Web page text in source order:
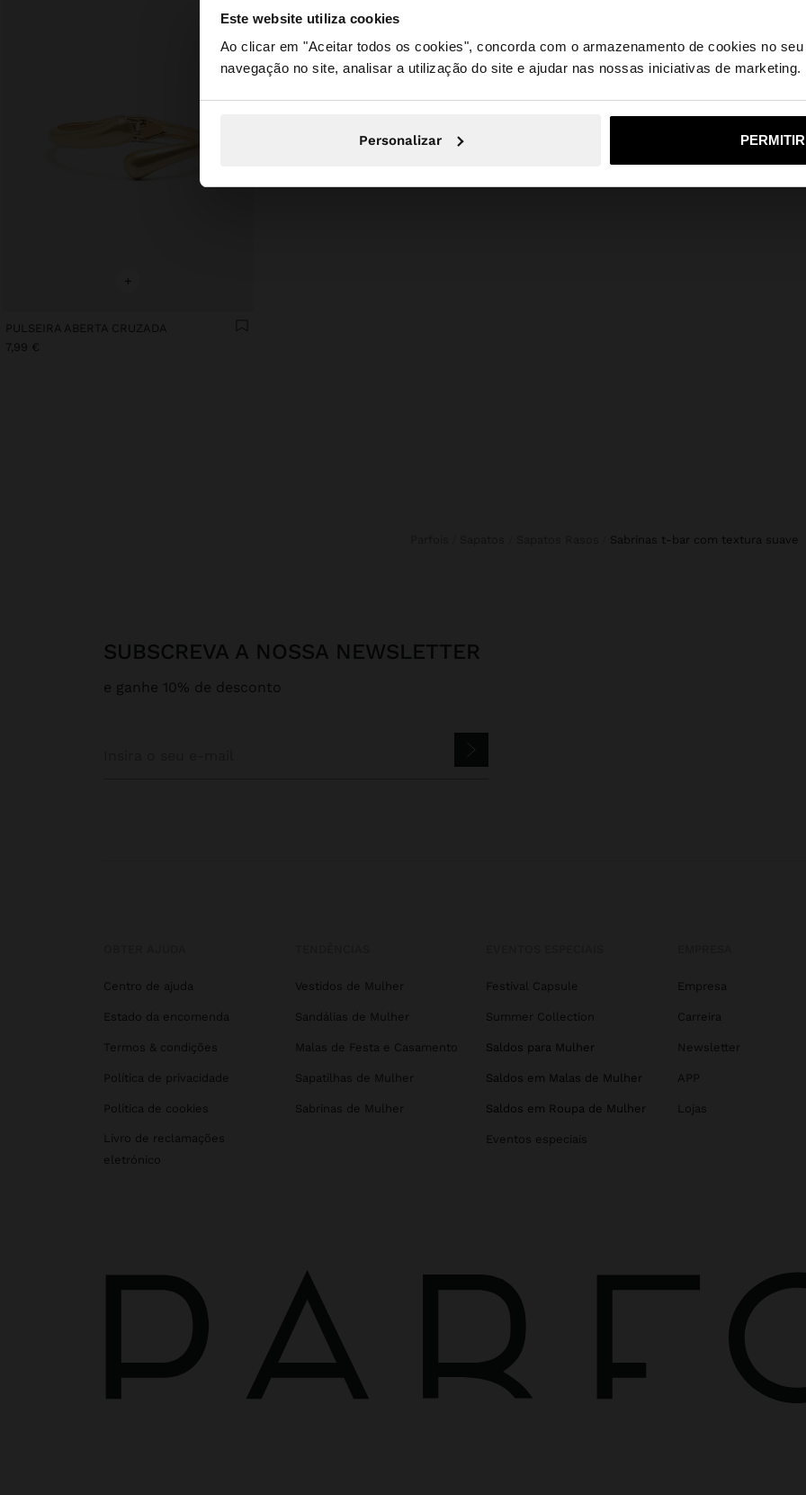
Este website utiliza cookies
Ao clicar em "Aceitar todos os cookies", concorda com o armazenamento de cookies no
navegação no site, analisar a utilização do site e ajudar nas nossas iniciativas de marketing.
Personalizar
olá
Está a aceder ao site a partir de Portugal. Deseja navegar no nosso site
Sim,
+
PULSEIRA ABERTA CRUZADA
7,99 €
sabrinas t-bar com textura suave
SUBSCREVA A NOSSA NEWSLETTER
e ganhe 10% de desconto
Centro de ajuda
Estado da encomenda
Termos & condições
Política de privacidade
Política de cookies
Livro de reclamações
eletrónico
Vestidos de Mulher
Sandálias de Mulher
Malas de Festa e Casamento
Sapatilhas de Mulher
Sabrinas de Mulher
Festival Capsule
Summer Collection
Saldos para Mulher
Saldos em Malas de Mulher
Saldos em Roupa de Mulher
Eventos especiais
Empresa
Carreira
Newsletter
APP
Lojas